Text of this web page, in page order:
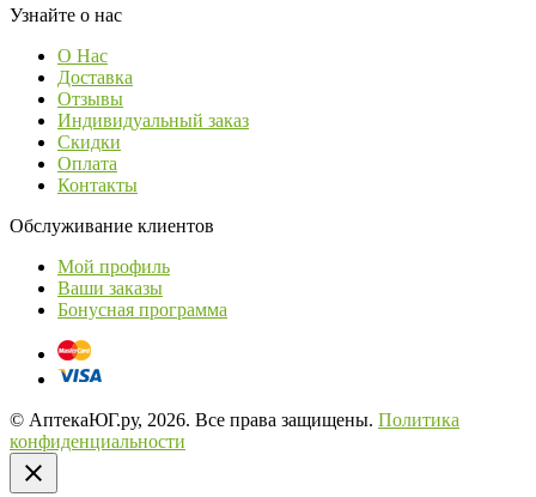
Узнайте о нас
О Нас
Доставка
Отзывы
Индивидуальный заказ
Скидки
Оплата
Контакты
Обслуживание клиентов
Мой профиль
Ваши заказы
Бонусная программа
© АптекаЮГ.ру, 2026. Все права защищены. Политика
конфиденциальности